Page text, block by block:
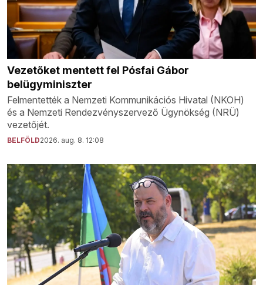
Vezetőket mentett fel Pósfai Gábor
belügyminiszter
Felmentették a Nemzeti Kommunikációs Hivatal (NKOH)
és a Nemzeti Rendezvényszervező Ügynökség (NRÜ)
vezetőjét.
BELFÖLD2026. aug. 8. 12:08